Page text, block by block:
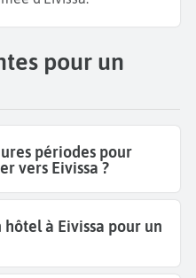
pour un
périodes pour
vers Eivissa ?
à Eivissa pour un